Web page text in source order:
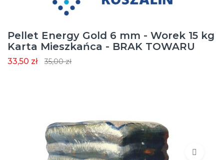
Pellet Energy Gold 6 mm - Worek 15 kg
Karta Mieszkańca - BRAK TOWARU
33,50 zł 35,00 zł